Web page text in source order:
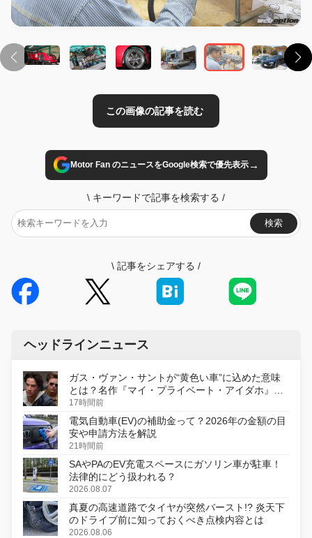
この画像の記事を読む
Motor Fan のニュースをGoogle検索で優先表示→
\ キーワードで記事を検索する /
検索
\ 記事をシェアする /
ヘッドラインニュース
ガス・ヴァン・サントが“黄色い車”に込めた意味
とは？名作『マイ・プライベート・アイダホ』が
初のデジタルリマスター版で復活
17時間前
電気自動車(EV)の補助金って？2026年の金額の目
安や申請方法を解説
21時間前
SAやPAのEV充電スペースにガソリン車が駐車！
法律的にどう扱われる？
2026.08.07
真夏の高速道路でタイヤが突然バースト!? 炎天下
のドライブ前に知っておくべき点検内容とは
2026.08.06